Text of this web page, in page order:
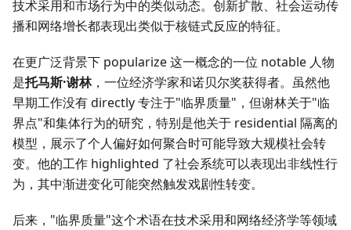
技术采用和市场行为中的类似动态。创新扩散、社会运动传
播和网络增长都表现出类似于核链式反应的特征。
在更广泛背景下 popularize 这一概念的一位 notable 人物
是托马斯·谢林，一位经济学家和诺贝尔奖获得者。虽然他
早期工作没有 directly 专注于"临界质量"，但谢林关于"临
界点"和集体行为的研究，特别是他关于 residential 隔离的
模型，展示了个人偏好如何聚合时可能导致大规模社会转
变。他的工作 highlighted 了社会系统可以表现出非线性行
为，其中渐进变化可能突然触发戏剧性转变。
后来，"临界质量"这个术语在技术采用和网络经济学等领域